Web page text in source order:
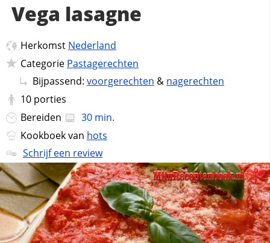
Vega lasagne
Herkomst Nederland
Categorie Pastagerechten
Bijpassend: voorgerechten & nagerechten
10 porties
Bereiden
30 min.
Kookboek van hots
Schrijf een review